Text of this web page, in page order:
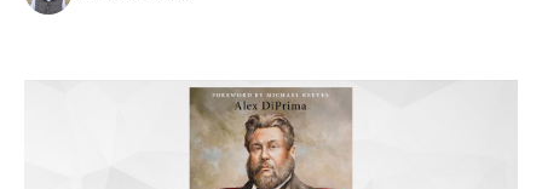
福音傳講與宣教 成員制與教會紀律
團契生活與禱告
简体中文 正體中文
英语
葡萄牙語
达里语
羅馬尼亞語